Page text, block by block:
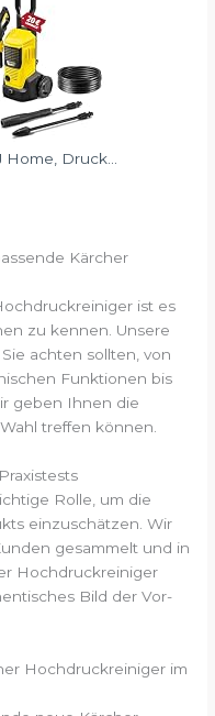
Druck...
Kärcher
ist es
zu kennen. Unsere
achten sollten, von
Funktionen bis
geben Ihnen die
treffen können.
Rolle, um die
einzuschätzen. Wir
gesammelt und in
Hochdruckreiniger
Bild der Vor-
Hochdruckreiniger im